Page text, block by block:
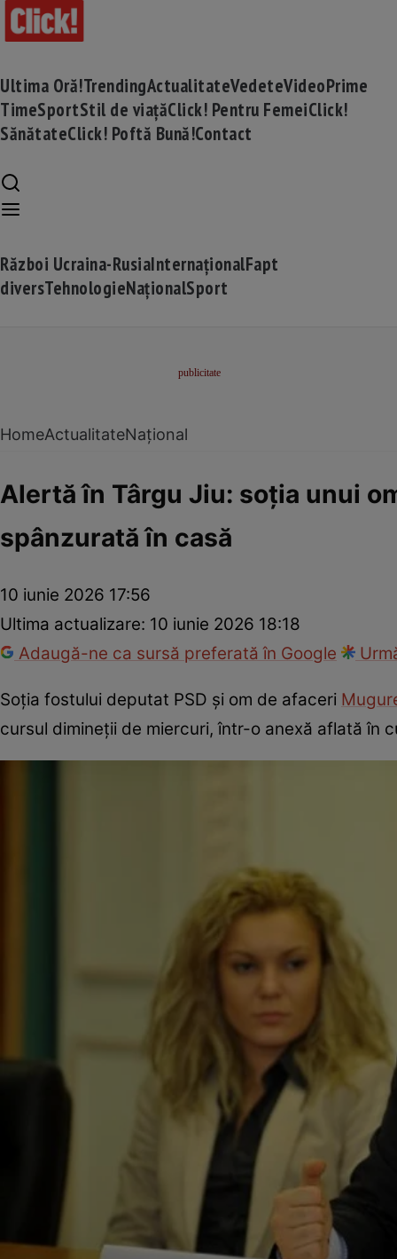
Ultima Oră!TrendingActualitateVedeteVideoPrime
TimeSportStil de viațăClick! Pentru FemeiClick!
SănătateClick! Poftă Bună!Contact
Război Ucraina-RusiaInternaționalFapt
diversTehnologieNaționalSport
HomeActualitateNațional
Alertă în Târgu Jiu: soția unui
spânzurată în casă
10 iunie 2026 17:56
Ultima actualizare: 10 iunie 2026 18:18
Adaugă-ne ca sursă preferată în Google
Soția fostului deputat PSD și om de afaceri
cursul dimineții de miercuri, într-o anexă aflată în